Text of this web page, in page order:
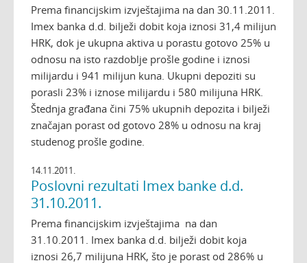
Prema financijskim izvještajima na dan 30.11.2011.
Imex banka d.d. bilježi dobit koja iznosi 31,4 milijun
HRK, dok je ukupna aktiva u porastu gotovo 25% u
odnosu na isto razdoblje prošle godine i iznosi
milijardu i 941 milijun kuna. Ukupni depoziti su
porasli 23% i iznose milijardu i 580 milijuna HRK.
Štednja građana čini 75% ukupnih depozita i bilježi
značajan porast od gotovo 28% u odnosu na kraj
studenog prošle godine.
14.11.2011.
Poslovni rezultati Imex banke d.d.
31.10.2011.
Prema financijskim izvještajima na dan
31.10.2011. Imex banka d.d. bilježi dobit koja
iznosi 26,7 milijuna HRK, što je porast od 286% u